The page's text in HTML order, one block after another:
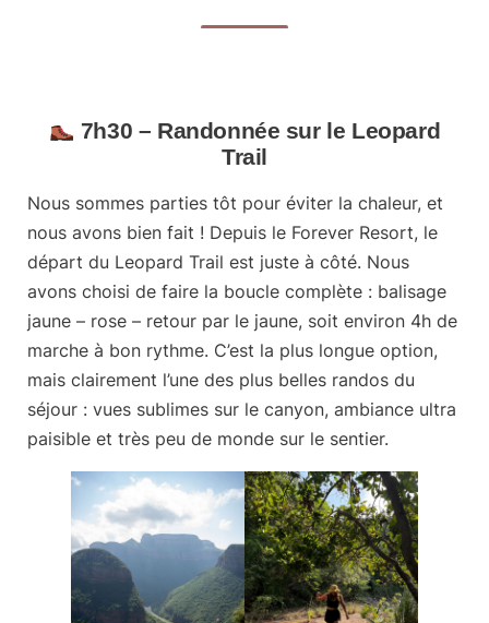
7h30 – Randonnée sur le Leopard
Trail
Nous sommes parties tôt pour éviter la chaleur, et
nous avons bien fait ! Depuis le Forever Resort, le
départ du Leopard Trail est juste à côté. Nous
avons choisi de faire la boucle complète : balisage
jaune – rose – retour par le jaune, soit environ 4h de
marche à bon rythme. C’est la plus longue option,
mais clairement l’une des plus belles randos du
séjour : vues sublimes sur le canyon, ambiance ultra
paisible et très peu de monde sur le sentier.